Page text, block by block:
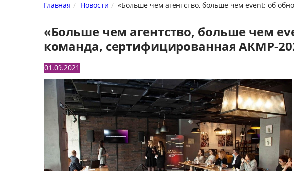
Главная Новости «Больше чем агентство, больше чем event: об
«Больше чем агентство, больше чем
команда, сертифицированная АКМР-
01.09.2021